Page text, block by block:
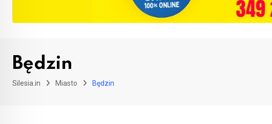
Będzin
Silesia.in Miasto Będzin